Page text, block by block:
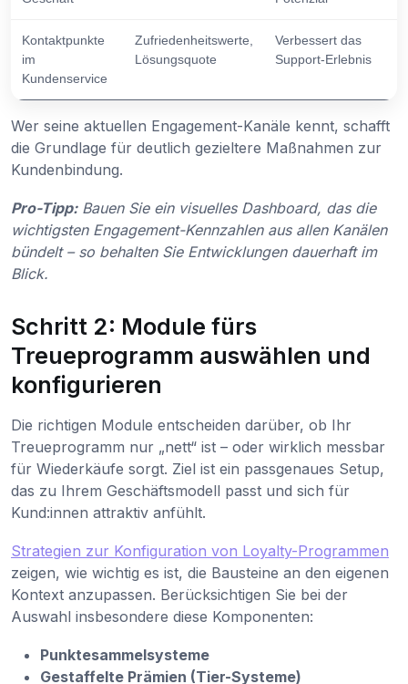
Kontaktpunkte
im
Kundenservice
Zufriedenheitswerte,
Lösungsquote
Verbessert das
Support-Erlebnis
Wer seine aktuellen Engagement-Kanäle kennt, schafft
die Grundlage für deutlich gezieltere Maßnahmen zur
Kundenbindung.
Pro-Tipp: Bauen Sie ein visuelles Dashboard, das die
wichtigsten Engagement-Kennzahlen aus allen Kanälen
bündelt – so behalten Sie Entwicklungen dauerhaft im
Blick.
Schritt 2: Module fürs
Treueprogramm auswählen und
konfigurieren
Die richtigen Module entscheiden darüber, ob Ihr
Treueprogramm nur „nett“ ist – oder wirklich messbar
für Wiederkäufe sorgt. Ziel ist ein passgenaues Setup,
das zu Ihrem Geschäftsmodell passt und sich für
Kund:innen attraktiv anfühlt.
Strategien zur Konfiguration von Loyalty-Programmen
zeigen, wie wichtig es ist, die Bausteine an den eigenen
Kontext anzupassen. Berücksichtigen Sie bei der
Auswahl insbesondere diese Komponenten:
Punktesammelsysteme
Gestaffelte Prämien (Tier-Systeme)